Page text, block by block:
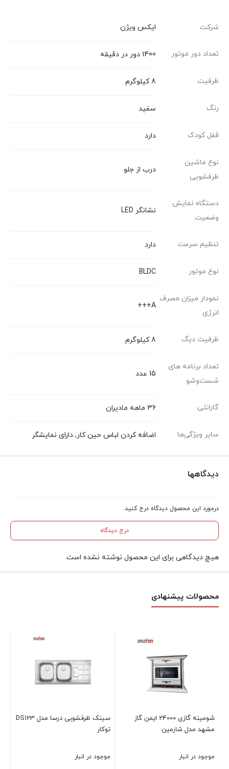
شرکت ایکس ویژن
تعداد دور موتور 1400 دور در دقیقه
ظرفیت 8 کیلوگرم
رنگ سفید
قفل کودک دارد
نوع ماشین
ظرفشویی
درب از جلو
دستگاه نمایش
وضعیت
نشانگر LED
تنظیم سرعت دارد
نوع موتور BLDC
نمودار میزان مصرف
انرژی
A+++
ظرفیت دیگ 8 کیلوگرم
تعداد برنامه های
شست‌وشو
15 عدد
گارانتی 36 ماهه مادیران
سایر ویژگی‌ها اضافه کردن لباس حین کار, دارای نمایشگر
دیدگاهها
درمورد این محصول دیدگاه درج کنید.
درج دیدگاه
هیچ دیدگاهی برای این محصول نوشته نشده است.
محصولات پیشنهادی
شومینه گازی 24000 ایمن گاز
مشهد مدل شارمین
موجود در انبار
سینک ظرفشویی درسا مدل DS123
توکار
موجود در انبار